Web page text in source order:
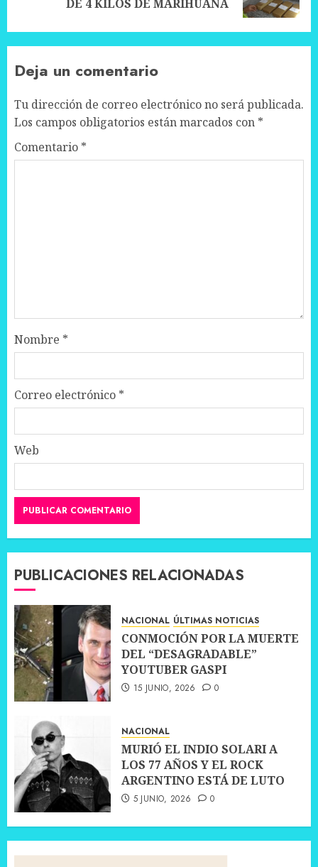
DE 4 KILOS DE MARIHUANA
Deja un comentario
Tu dirección de correo electrónico no será publicada.
Los campos obligatorios están marcados con *
Comentario *
Nombre *
Correo electrónico *
Web
PUBLICACIONES RELACIONADAS
NACIONAL ÚLTIMAS NOTICIAS
CONMOCIÓN POR LA MUERTE
DEL “DESAGRADABLE”
YOUTUBER GASPI
15 JUNIO, 2026 0
NACIONAL
MURIÓ EL INDIO SOLARI A
LOS 77 AÑOS Y EL ROCK
ARGENTINO ESTÁ DE LUTO
5 JUNIO, 2026 0